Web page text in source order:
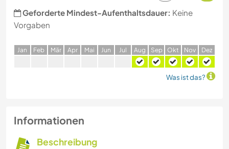
Geforderte Mindest-Aufenthaltsdauer: Keine
Vorgaben
Jan Feb Mär Apr Mai Jun Jul Aug Sep Okt Nov Dez
Was ist das?
Informationen
Beschreibung